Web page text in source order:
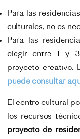
Para las
culturales, no es
Para las
elegir entre 1 y
proyecto creativo.
puede consultar
El centro cultural
los recursos
proyecto de